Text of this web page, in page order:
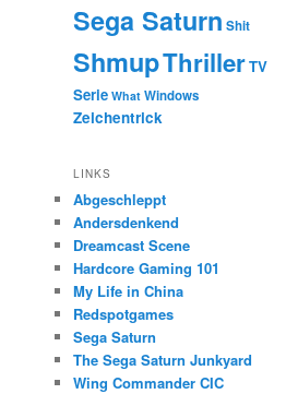
Sega Saturn Shit
ShmupThrillerTV
Serie What Windows
Zeichentrick
LINKS
Abgeschleppt
Andersdenkend
Dreamcast Scene
Hardcore Gaming 101
My Life in China
Redspotgames
Sega Saturn
The Sega Saturn Junkyard
Wing Commander CIC